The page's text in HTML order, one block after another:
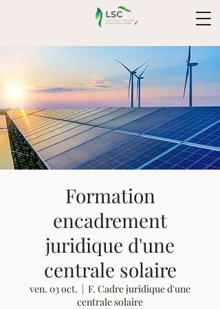
Formation
encadrement
juridique d'une
centrale solaire
ven. 03 oct.
  |
F. Cadre juridique d'une
centrale solaire